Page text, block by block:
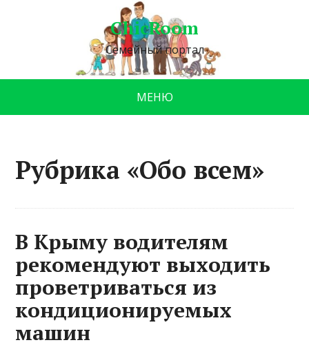
ChicRoom
Семейный портал
МЕНЮ
Рубрика «Обо всем»
В Крыму водителям
рекомендуют выходить
проветриваться из
кондиционируемых
машин